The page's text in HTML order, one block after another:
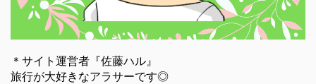
＊サイト運営者『佐藤ハル』
旅行が大好きなアラサーです◎